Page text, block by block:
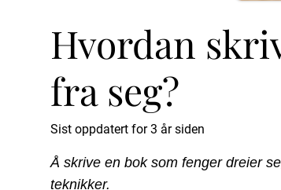
Hvordan
fra seg?
Sist oppdatert for 3 år siden
Å skrive en bok som fenger dreier
teknikker.